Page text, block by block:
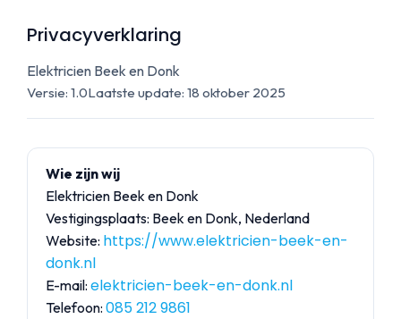
Privacyverklaring
Elektricien Beek en Donk
Versie: 1.0Laatste update: 18 oktober 2025
Wie zijn wij
Elektricien Beek en Donk
Vestigingsplaats: Beek en Donk, Nederland
Website: https://www.elektricien-beek-en-
donk.nl
E-mail: elektricien-beek-en-donk.nl
Telefoon: 085 212 9861